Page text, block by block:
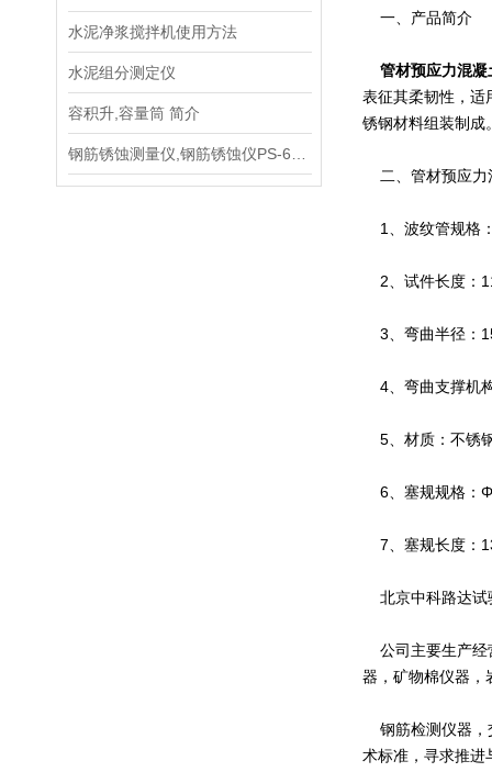
水泥净浆搅拌机使用方法
水泥组分测定仪
容积升,容量筒 简介
一、产品简介
管材预应力混
表征其柔韧性，适
锈钢材料组装制成
二、管材预应力
1、波纹管规格
2、试件长度：
3、弯曲半径：
4、弯曲支撑机
5、材质：不锈
6、塞规规格：
7、塞规长度：
北京中科路达试
公司主要生产经
器，矿物棉仪器，
钢筋检测仪器，
术标准，寻求推进